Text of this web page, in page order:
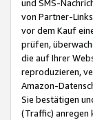
und SMS-
von Partner-
vor dem Kauf
prüfen,
die auf Ihrer
reproduzieren,
Amazon-
Sie bestätigen
(Traffic) anregen